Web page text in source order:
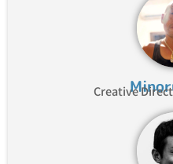
Creative